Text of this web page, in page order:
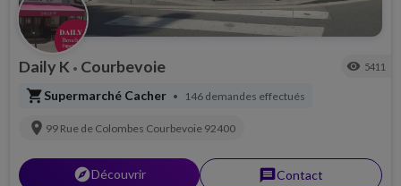
Daily K • Courbevoie visibility 5411
shopping_cartSupermarché Cacher • 146 demandes effectués
location_on 99 Rue de Colombes Courbevoie 92400
explorerDécouvrir messageContact